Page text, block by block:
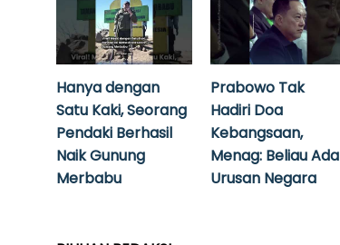
Hanya dengan
Satu Kaki, Seorang
Pendaki Berhasil
Naik Gunung
Merbabu
Prabowo Tak
Hadiri Doa
Kebangsaan,
Menag: Beliau Ada
Urusan Negara